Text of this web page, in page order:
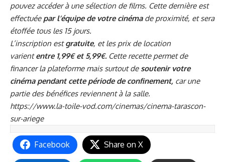
pouvez accéder à une sélection de films. Cette dernière est
effectuée par l’équipe de votre cinémade proximité, et sera
étoffée tous les 15 jours.
L’inscription estgratuite, et les prix de location
variententre 1,99€ et 5,99€. Cette recette permet de
financer la plateforme mais surtout de soutenir votre
cinéma pendant cette période de confinement, car une
partie des bénéfices reviennent à la salle.
https://www.la-toile-vod.com/cinemas/cinema-tarascon-
sur-ariege
Facebook Share on X